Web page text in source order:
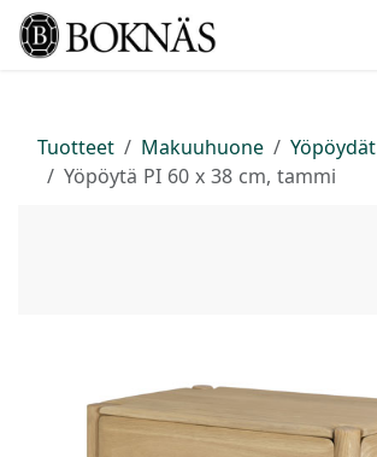
Siirry sisältöön
Tuotteet Makuuhuone
Yöpöydät
Yöpöytä PI 60 x 38 cm, tammi